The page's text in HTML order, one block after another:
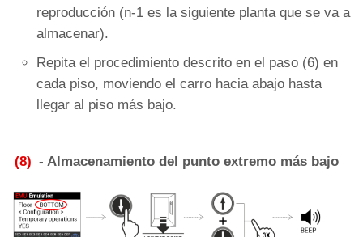
reproducción (n-1 es la siguiente planta que se va a
almacenar).
Repita el procedimiento descrito en el paso (6) en
cada piso, moviendo el carro hacia abajo hasta
llegar al piso más bajo.
(8) - Almacenamiento del punto extremo más bajo